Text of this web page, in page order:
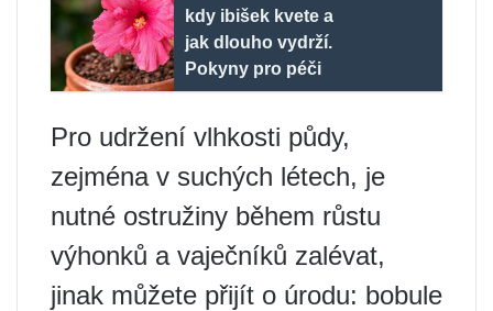
kdy ibišek kvete a
jak dlouho vydrží.
Pokyny pro péči
Pro udržení vlhkosti půdy,
zejména v suchých létech, je
nutné ostružiny během růstu
výhonků a vaječníků zalévat,
jinak můžete přijít o úrodu: bobule